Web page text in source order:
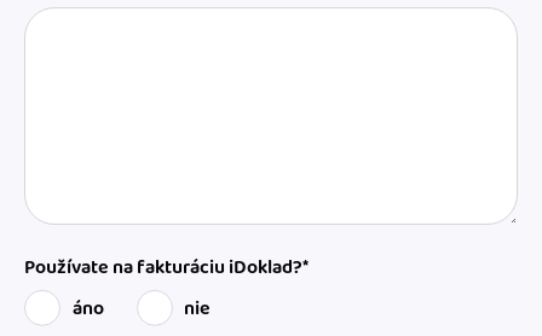
Používate na fakturáciu iDoklad?*
áno
nie